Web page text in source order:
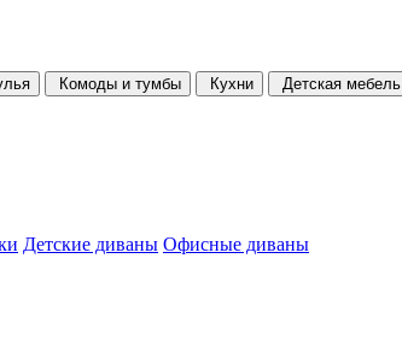
Комоды и тумбы Кухни Детская мебель
Детские диваны Офисные диваны